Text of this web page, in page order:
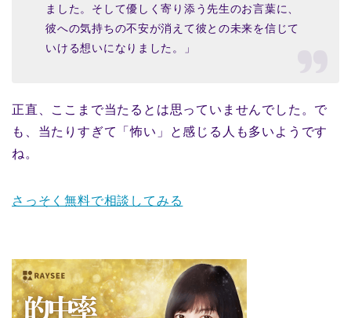
ました。そして優しく寄り添う先生のお言葉に、
彼への気持ちの不安が消えて彼との未来を信じて
いける想いになりました。」
正直、ここまで当たるとは思っていませんでした。で
も、当たりすぎて「怖い」と感じる人も多いようです
ね。
さっそく無料で相談してみる